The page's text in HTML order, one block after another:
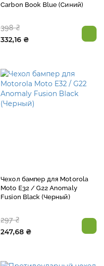
Carbon Book Blue (Синий)
398 ₴
332,16 ₴
Чехол бампер для Motorola
Moto E32 / G22 Anomaly
Fusion Black (Черный)
297 ₴
247,68 ₴